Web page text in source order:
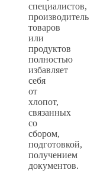
специалистов,
производитель
товаров
или
продуктов
полностью
избавляет
себя
от
хлопот,
связанных
со
сбором,
подготовкой,
получением
документов.